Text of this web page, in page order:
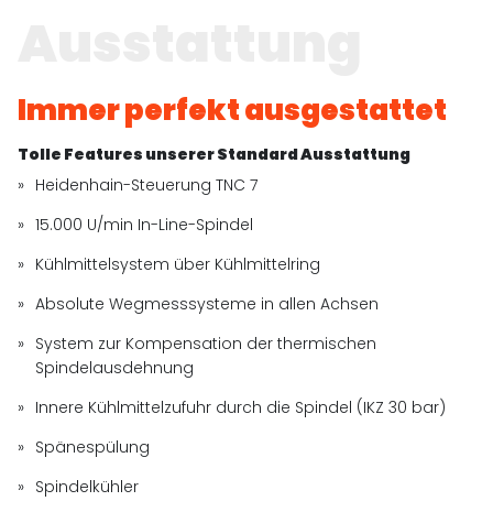
Immer perfekt ausgestattet
Tolle Features unserer Standard Ausstattung
Heidenhain-Steuerung TNC 7
15.000 U/min In-Line-Spindel
Kühlmittelsystem über Kühlmittelring
Absolute Wegmesssysteme in allen Achsen
System zur Kompensation der thermischen
Spindelausdehnung
Innere Kühlmittelzufuhr durch die Spindel (IKZ 30 bar)
Spänespülung
Spindelkühler